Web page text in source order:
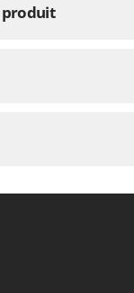
produit